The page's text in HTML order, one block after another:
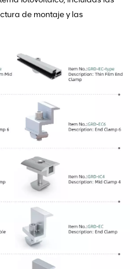
de montaje y las